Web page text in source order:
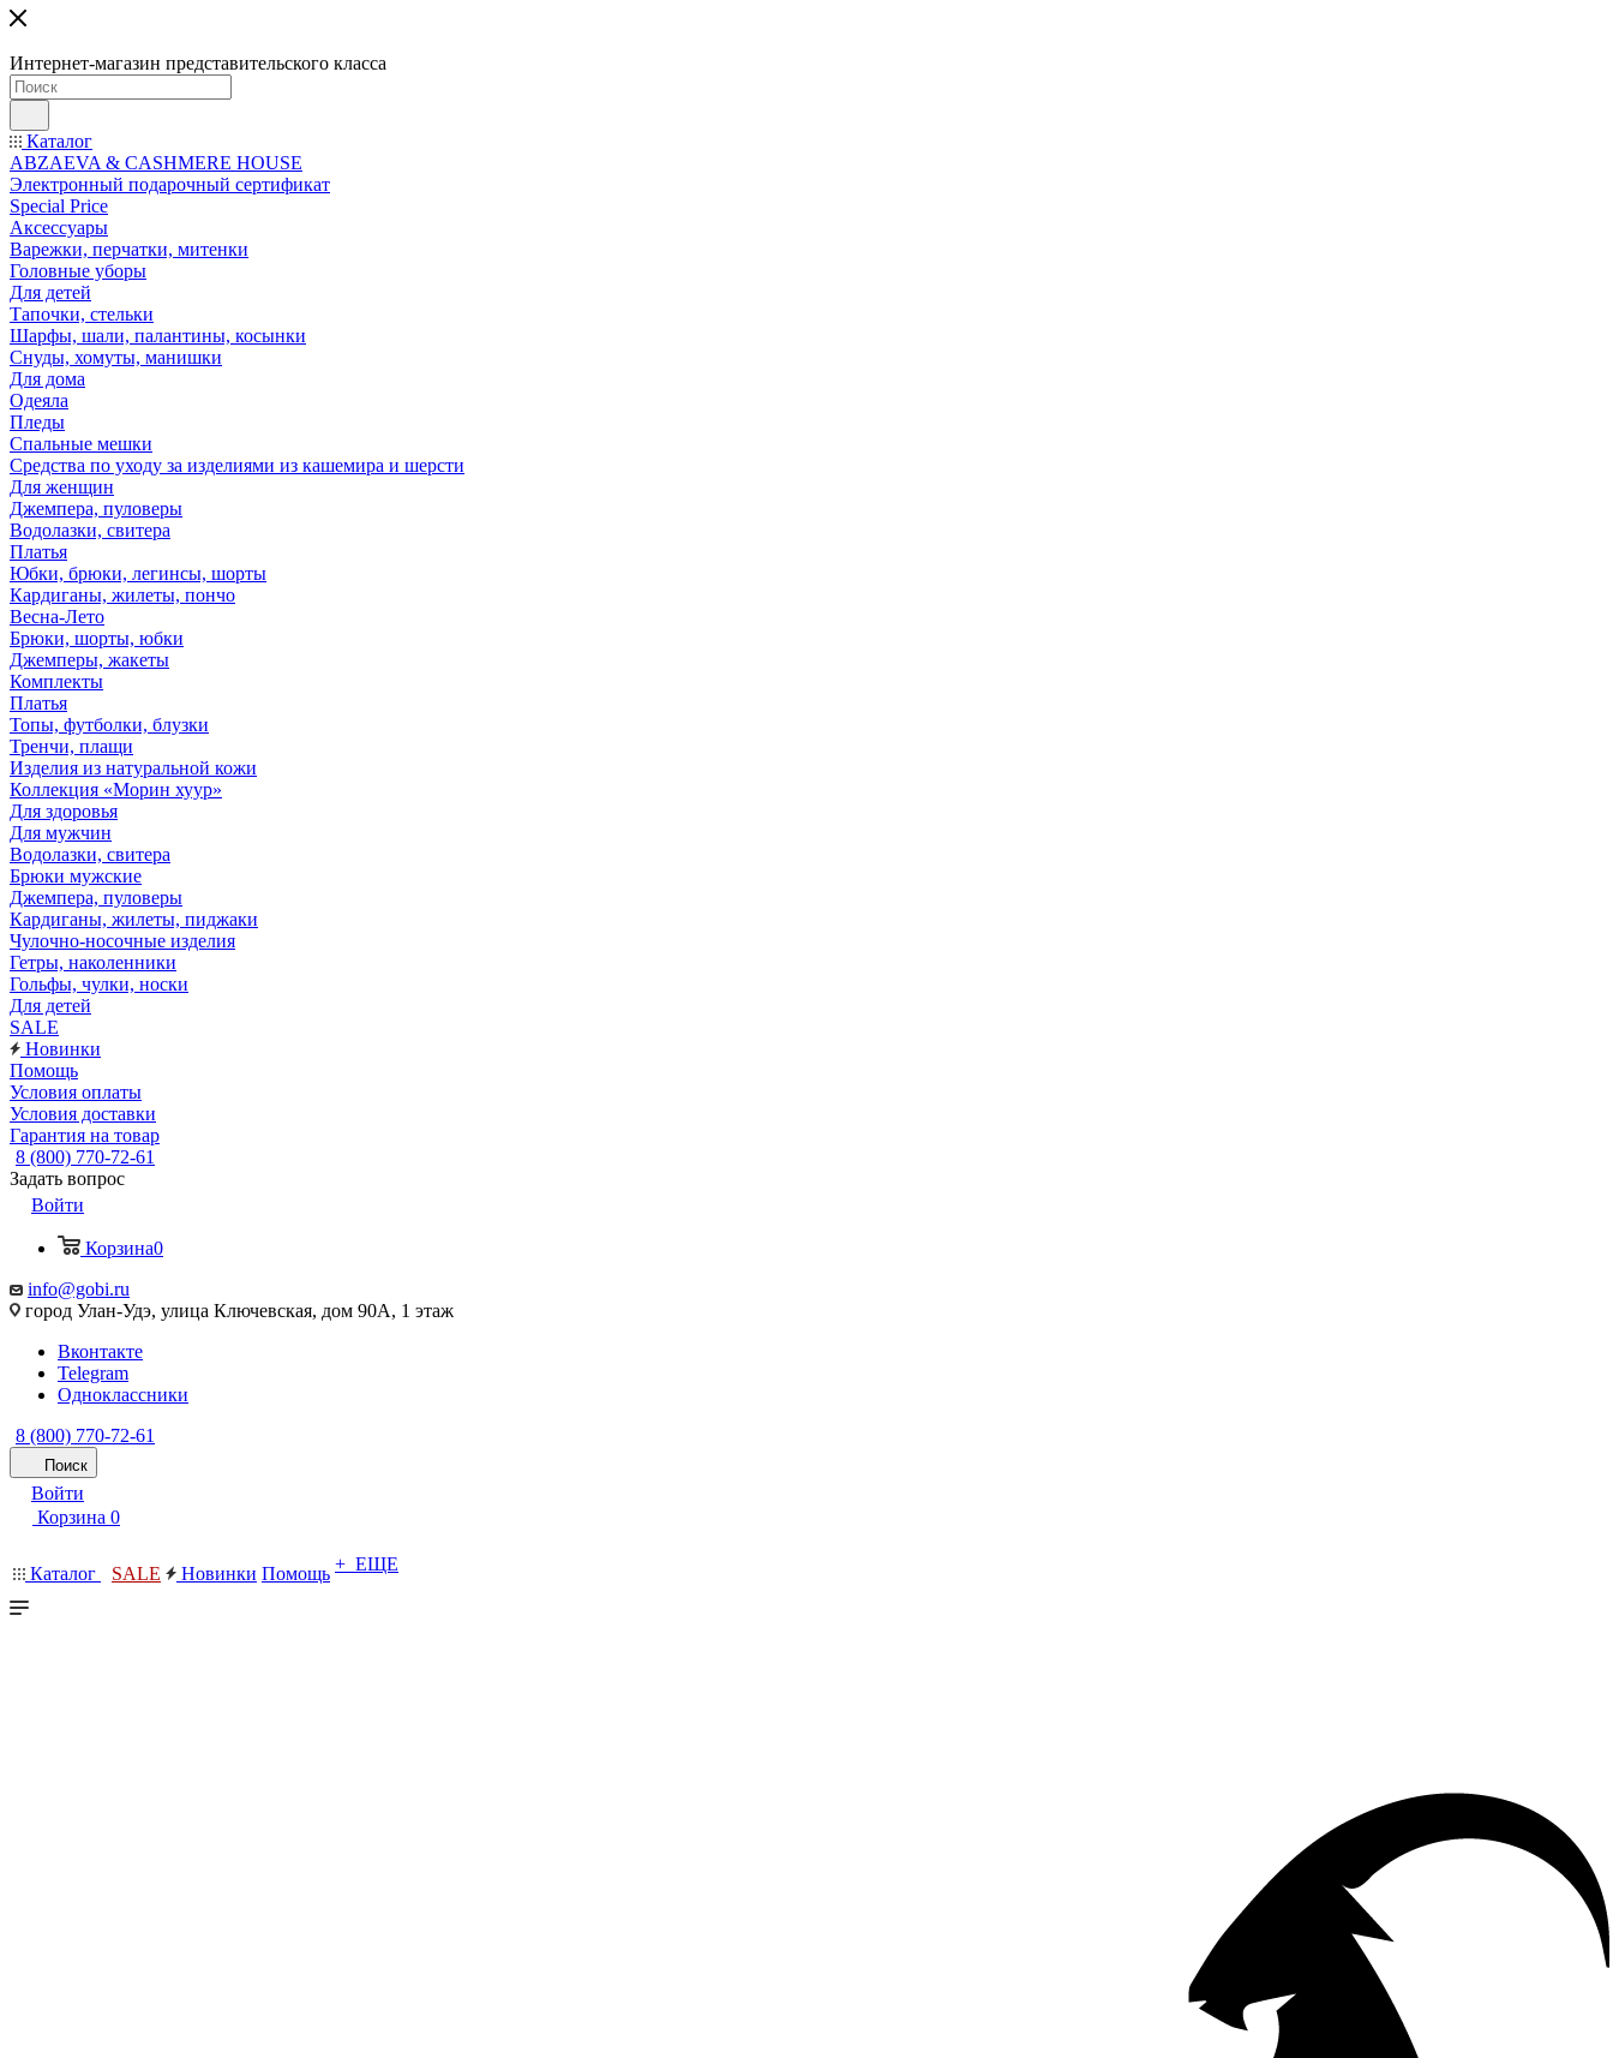
Интернет-магазин представительского класса
Каталог
ABZAEVA & CASHMERE HOUSE
Электронный подарочный сертификат
Special Price
Аксессуары
Варежки, перчатки, митенки
Головные уборы
Для детей
Тапочки, стельки
Шарфы, шали, палантины, косынки
Снуды, хомуты, манишки
Для дома
Одеяла
Пледы
Спальные мешки
Средства по уходу за изделиями из кашемира и шерсти
Для женщин
Джемпера, пуловеры
Водолазки, свитера
Платья
Юбки, брюки, легинсы, шорты
Кардиганы, жилеты, пончо
Весна-Лето
Брюки, шорты, юбки
Джемперы, жакеты
Комплекты
Платья
Топы, футболки, блузки
Тренчи, плащи
Изделия из натуральной кожи
Коллекция «Морин хуур»
Для здоровья
Для мужчин
Водолазки, свитера
Брюки мужские
Джемпера, пуловеры
Кардиганы, жилеты, пиджаки
Чулочно-носочные изделия
Гетры, наколенники
Гольфы, чулки, носки
Для детей
SALE
Новинки
Помощь
Условия оплаты
Условия доставки
Гарантия на товар
8 (800) 770-72-61
Задать вопрос
Войти
Корзина0
info@gobi.ru
город Улан-Удэ, улица Ключевская, дом 90А, 1 этаж
Вконтакте
Telegram
Одноклассники
8 (800) 770-72-61
Поиск
Войти
Корзина 0
Каталог SALE Новинки Помощь + ЕЩЕ